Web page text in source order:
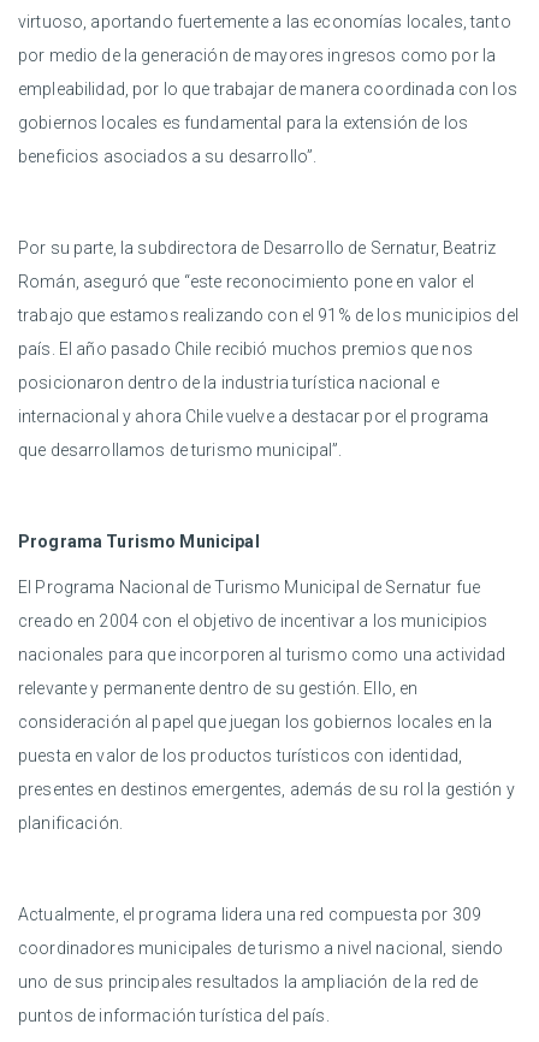
virtuoso, aportando fuertemente a las economías locales, tanto
por medio de la generación de mayores ingresos como por la
empleabilidad, por lo que trabajar de manera coordinada con los
gobiernos locales es fundamental para la extensión de los
beneficios asociados a su desarrollo”.
Por su parte, la subdirectora de Desarrollo de Sernatur, Beatriz
Román, aseguró que “este reconocimiento pone en valor el
trabajo que estamos realizando con el 91% de los municipios del
país. El año pasado Chile recibió muchos premios que nos
posicionaron dentro de la industria turística nacional e
internacional y ahora Chile vuelve a destacar por el programa
que desarrollamos de turismo municipal”.
Programa Turismo Municipal
El Programa Nacional de Turismo Municipal de Sernatur fue
creado en 2004 con el objetivo de incentivar a los municipios
nacionales para que incorporen al turismo como una actividad
relevante y permanente dentro de su gestión. Ello, en
consideración al papel que juegan los gobiernos locales en la
puesta en valor de los productos turísticos con identidad,
presentes en destinos emergentes, además de su rol la gestión y
planificación.
Actualmente, el programa lidera una red compuesta por 309
coordinadores municipales de turismo a nivel nacional, siendo
uno de sus principales resultados la ampliación de la red de
puntos de información turística del país.